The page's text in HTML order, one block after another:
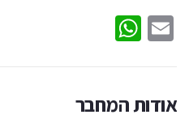
Email
אודות המחבר